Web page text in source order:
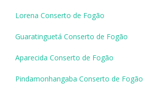
Lorena Conserto de Fogão
Guaratinguetá Conserto de Fogão
Aparecida Conserto de Fogão
Pindamonhangaba Conserto de Fogão